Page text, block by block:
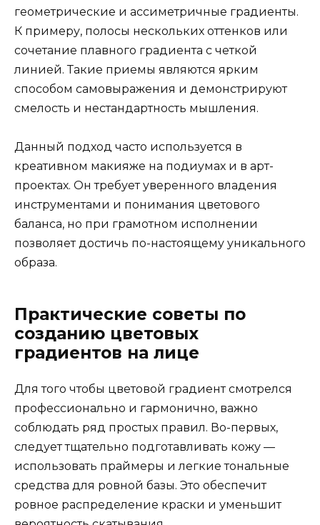
геометрические и ассиметричные градиенты.
К примеру, полосы нескольких оттенков или
сочетание плавного градиента с четкой
линией. Такие приемы являются ярким
способом самовыражения и демонстрируют
смелость и нестандартность мышления.
Данный подход часто используется в
креативном макияже на подиумах и в арт-
проектах. Он требует уверенного владения
инструментами и понимания цветового
баланса, но при грамотном исполнении
позволяет достичь по-настоящему уникального
образа.
Практические советы по
созданию цветовых
градиентов на лице
Для того чтобы цветовой градиент смотрелся
профессионально и гармонично, важно
соблюдать ряд простых правил. Во-первых,
следует тщательно подготавливать кожу —
использовать праймеры и легкие тональные
средства для ровной базы. Это обеспечит
ровное распределение краски и уменьшит